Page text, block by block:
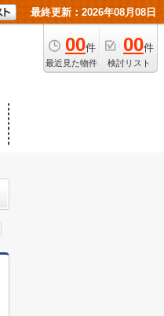
最終更新：2026年08月08日
00件
最近見た物件
00件
検討リスト